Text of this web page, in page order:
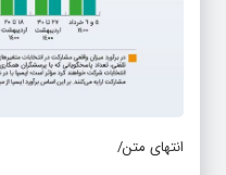
انتهای متن/